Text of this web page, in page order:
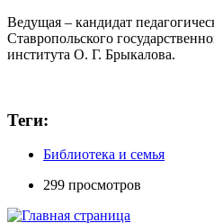
Ведущая – кандидат
Ставропольского
института О. Г. Брыкалова.
Теги:
Библиотека и семья
299 просмотров